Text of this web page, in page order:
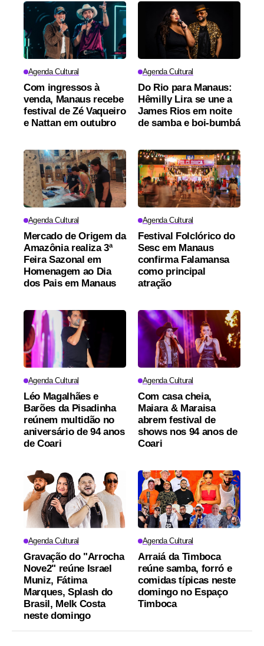
Agenda Cultural
Com ingressos à
venda, Manaus recebe
festival de Zé Vaqueiro
e Nattan em outubro
Agenda Cultural
Do Rio para Manaus:
Hêmilly Lira se une a
James Rios em noite
de samba e boi-bumbá
Agenda Cultural
Mercado de Origem da
Amazônia realiza 3ª
Feira Sazonal em
Homenagem ao Dia
dos Pais em Manaus
Agenda Cultural
Festival Folclórico do
Sesc em Manaus
confirma Falamansa
como principal
atração
Agenda Cultural
Léo Magalhães e
Barões da Pisadinha
reúnem multidão no
aniversário de 94 anos
de Coari
Agenda Cultural
Com casa cheia,
Maiara & Maraisa
abrem festival de
shows nos 94 anos de
Coari
Agenda Cultural
Gravação do "Arrocha
Nove2" reúne Israel
Muniz, Fátima
Marques, Splash do
Brasil, Melk Costa
neste domingo
Agenda Cultural
Arraiá da Timboca
reúne samba, forró e
comidas típicas neste
domingo no Espaço
Timboca